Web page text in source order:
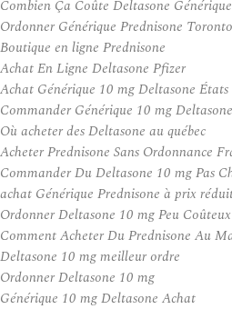
Combien Ça Coûte Deltasone Générique
Ordonner Générique Prednisone Toronto
Boutique en ligne Prednisone
Achat En Ligne Deltasone Pfizer
Achat Générique 10 mg Deltasone
Commander Générique 10 mg
Où acheter des Deltasone au québec
Acheter Prednisone Sans Ordonnance
Commander Du Deltasone 10 mg Pas
achat Générique Prednisone à prix
Ordonner Deltasone 10 mg Peu Coûteux
Comment Acheter Du Prednisone Au
Deltasone 10 mg meilleur ordre
Ordonner Deltasone 10 mg
Générique 10 mg Deltasone Achat